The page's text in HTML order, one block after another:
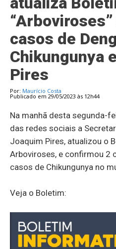
casos de
Chikungunya
Pires
Por: Maurício Costa
Publicado em 29/05/2023 às 12h44
Na manhã desta segunda-
das redes sociais a
Joaquim Pires, atualizou o
Arboviroses, e confirmou 2
casos de Chikungunya no
Veja o Boletim: